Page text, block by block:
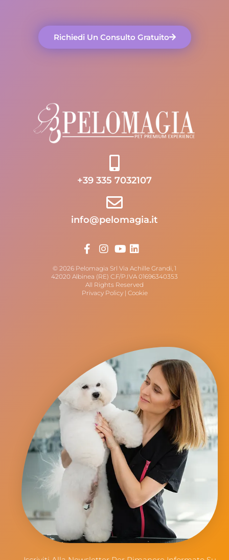
Richiedi Un Consulto Gratuito
+39 335 7032107
info@pelomagia.it
© 2026 Pelomagia Srl Via Achille Grandi, 1
42020 Albinea (RE) C.F/P.IVA 01696340353
All Rights Reserved
Privacy Policy| Cookie